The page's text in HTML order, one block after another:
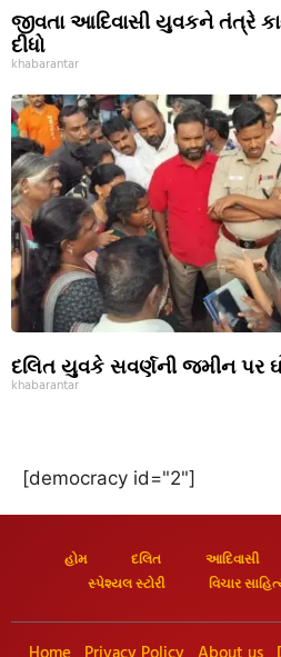
જીવતા આદિવાસી યુવકને તંત્રે
દીધો
khabarantar
દલિત યુવકે સવર્ણની જમીન પર
khabarantar
[democracy id="2"]
હોમ દલિત આદિવાસી
સ્પેશ્યલ સ્ટોરી
વિચાર